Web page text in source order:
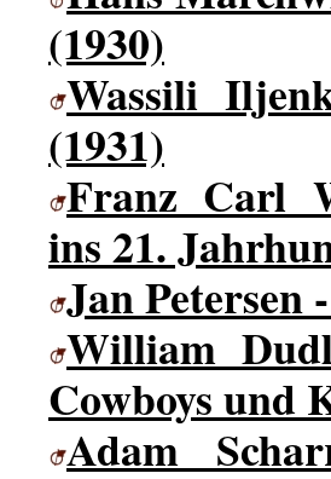
(1930)
Wassili
(1931)
Franz Carl
ins 21.
Jan Petersen
William
Cowboys und
Adam